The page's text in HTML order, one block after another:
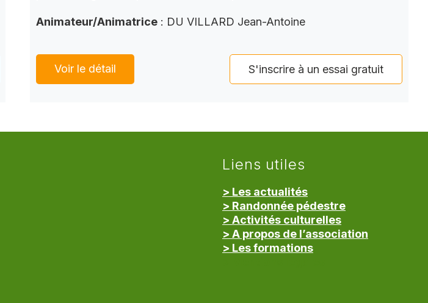
Animateur/Animatrice : DU VILLARD Jean-Antoine
Voir le détail S'inscrire à un essai gratuit
Liens utiles
> Les actualités
> Randonnée pédestre
> Activités culturelles
> A propos de l’association
> Les formations